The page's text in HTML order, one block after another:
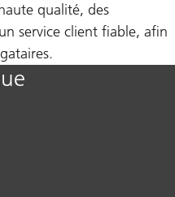
qualité, des
service client fiable, afin